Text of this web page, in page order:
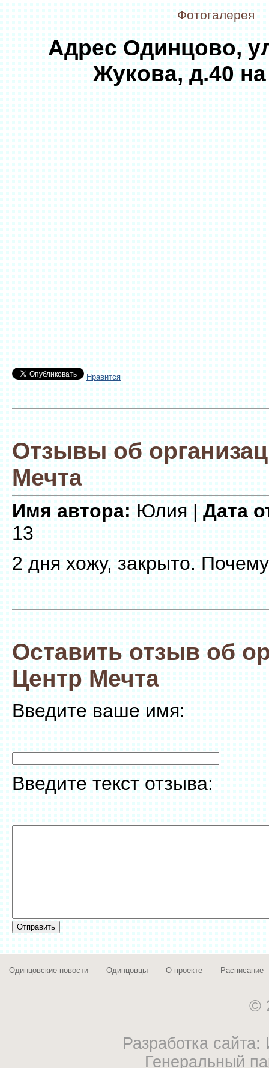
Фотогалерея
Адрес Одинцово,
Жукова, д.40 на
Нравится
Отзывы об
Мечта
Имя автора:Юлия |Дата
13
2 дня хожу, закрыто.
Оставить отзыв об
Центр Мечта
Введите ваше имя:
Введите текст отзыва:
Одинцовские новости Одинцовцы О проекте Расписание
©
Разработка
Генеральный